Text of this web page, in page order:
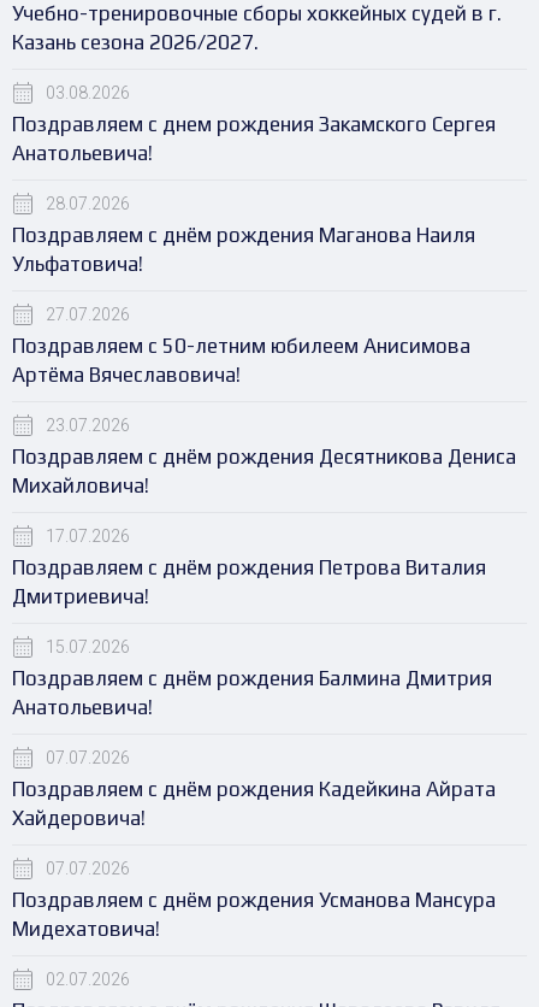
Учебно-тренировочные сборы хоккейных судей в г.
Казань сезона 2026/2027.
03.08.2026
Поздравляем с днем рождения Закамского Сергея
Анатольевича!
28.07.2026
Поздравляем с днём рождения Маганова Наиля
Ульфатовича!
27.07.2026
Поздравляем с 50-летним юбилеем Анисимова
Артёма Вячеславовича!
23.07.2026
Поздравляем с днём рождения Десятникова Дениса
Михайловича!
17.07.2026
Поздравляем с днём рождения Петрова Виталия
Дмитриевича!
15.07.2026
Поздравляем с днём рождения Балмина Дмитрия
Анатольевича!
07.07.2026
Поздравляем с днём рождения Кадейкина Айрата
Хайдеровича!
07.07.2026
Поздравляем с днём рождения Усманова Мансура
Мидехатовича!
02.07.2026